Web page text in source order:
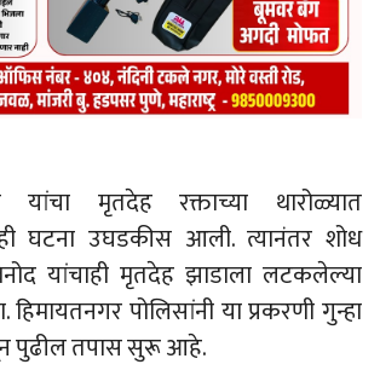
मृतदेह रक्ताच्या थारोळ्यात
घटना उघडकीस आली. त्यानंतर शोध
यांचाही मृतदेह झाडाला लटकलेल्या
पोलिसांनी या प्रकरणी गुन्हा
पुढील तपास सुरू आहे.